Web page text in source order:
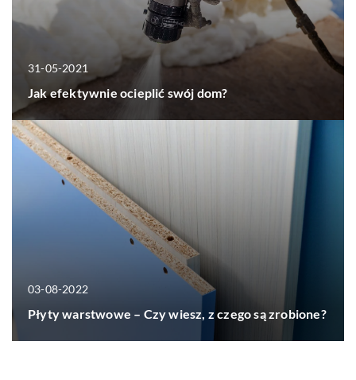
31-05-2021
Jak efektywnie ocieplić swój dom?
03-08-2022
Płyty warstwowe – Czy wiesz, z czego są zrobione?